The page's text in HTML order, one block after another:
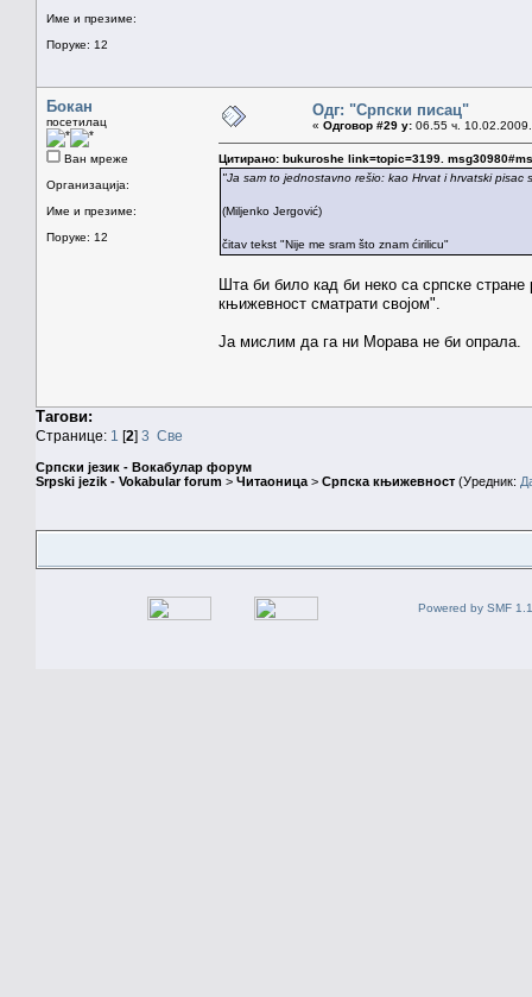
Име и презиме:
Поруке: 12
Бокан
посетилац
Ван мреже
Организација:
Име и презиме:
Поруке: 12
Одг: "Српски писац"
« Одговор #29 у: 06.55 ч.
Цитирано: bukuroshe link=topic=3199.
"Ja sam to jednostavno rešio: kao Hrvat i hrvatski pisac
(Miljenko Jergović)
čitav tekst "Nije me sram što znam ćirilicu"
Шта би било кад би неко са српске
књижевност сматрати својом".
Ја мислим да га ни Морава не би опрала.
Тагови:
Странице: 1 [2] 3 Све
Српски језик - Вокабулар форум
Srpski jezik - Vokabular forum > Читаоница > Српска књижевност (Уредник:
Powered by SMF